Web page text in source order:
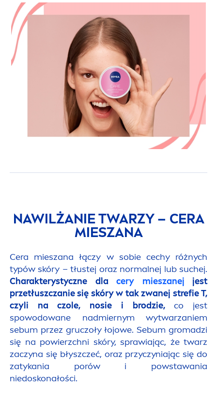
NAWILŻANIE TWARZY – CERA
MIESZANA
Cera mieszana łączy w sobie cechy różnych
typów skóry – tłustej oraz normalnej lub suchej.
Charakterystyczne dla cery mieszanej jest
przetłuszczanie się skóry w tak zwanej strefie T,
czyli na czole, nosie i brodzie,co jest
spowodowane nadmiernym wytwarzaniem
sebum przez gruczoły łojowe. Sebum gromadzi
się na powierzchni skóry, sprawiając, że twarz
zaczyna się błyszczeć, oraz przyczyniając się do
zatykania porów i powstawania
niedoskonałości.